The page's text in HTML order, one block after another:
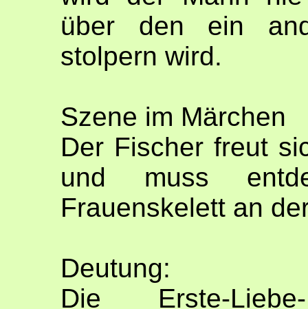
über den ein
stolpern wird.
Szene im Märchen
Der Fischer freut
und muss
Frauenskelett an
Deutung:
Die Erste-